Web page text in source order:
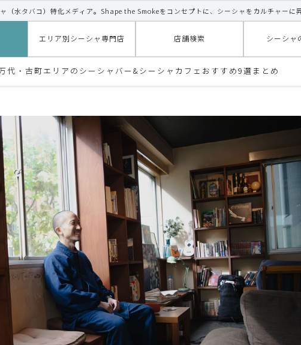
（水タバコ）特化メディア。Shape the Smokeをコンセプトに、シーシャをカルチャーに
エリア別シーシャ専門店 店舗検索 シーシャ
代・古町エリアのシーシャバー&シーシャカフェおすすめ9選まとめ